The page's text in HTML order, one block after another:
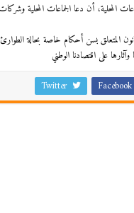
المحلية، أن دعا الجماعات المحلية
المتعلق بسن أحكام خاصة بحالة
على اقتصادنا الوطني
Facebook
Twitter